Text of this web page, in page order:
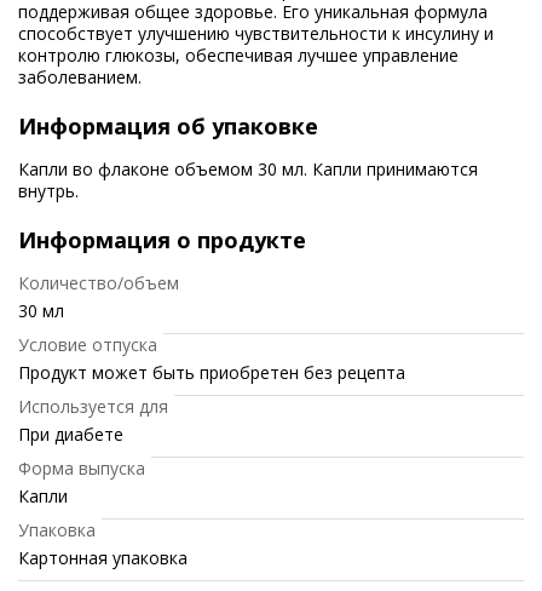
поддерживая общее здоровье. Его уникальная формула
способствует улучшению чувствительности к инсулину и
контролю глюкозы, обеспечивая лучшее управление
заболеванием.
Информация об упаковке
Капли во флаконе объемом 30 мл. Капли принимаются
внутрь.
Информация о продукте
Количество/объем
30 мл
Условие отпуска
Продукт может быть приобретен без рецепта
Используется для
При диабете
Форма выпуска
Капли
Упаковка
Картонная упаковка